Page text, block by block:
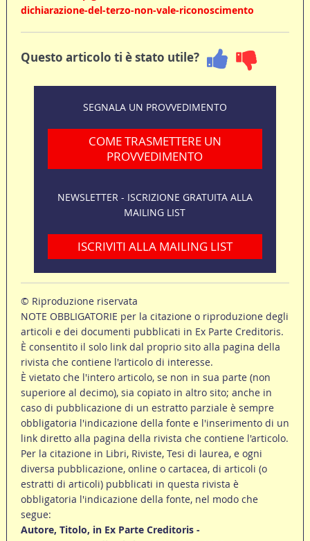
dichiarazione-del-terzo-non-vale-riconoscimento
Questo articolo ti è stato utile?
SEGNALA UN PROVVEDIMENTO
COME TRASMETTERE UN
PROVVEDIMENTO
NEWSLETTER - ISCRIZIONE GRATUITA ALLA
MAILING LIST
ISCRIVITI ALLA MAILING LIST
© Riproduzione riservata
NOTE OBBLIGATORIE per la citazione o riproduzione degli
articoli e dei documenti pubblicati in Ex Parte Creditoris.
È consentito il solo link dal proprio sito alla pagina della
rivista che contiene l'articolo di interesse.
È vietato che l'intero articolo, se non in sua parte (non
superiore al decimo), sia copiato in altro sito; anche in
caso di pubblicazione di un estratto parziale è sempre
obbligatoria l'indicazione della fonte e l'inserimento di un
link diretto alla pagina della rivista che contiene l'articolo.
Per la citazione in Libri, Riviste, Tesi di laurea, e ogni
diversa pubblicazione, online o cartacea, di articoli (o
estratti di articoli) pubblicati in questa rivista è
obbligatoria l'indicazione della fonte, nel modo che
segue:
Autore, Titolo, in Ex Parte Creditoris -